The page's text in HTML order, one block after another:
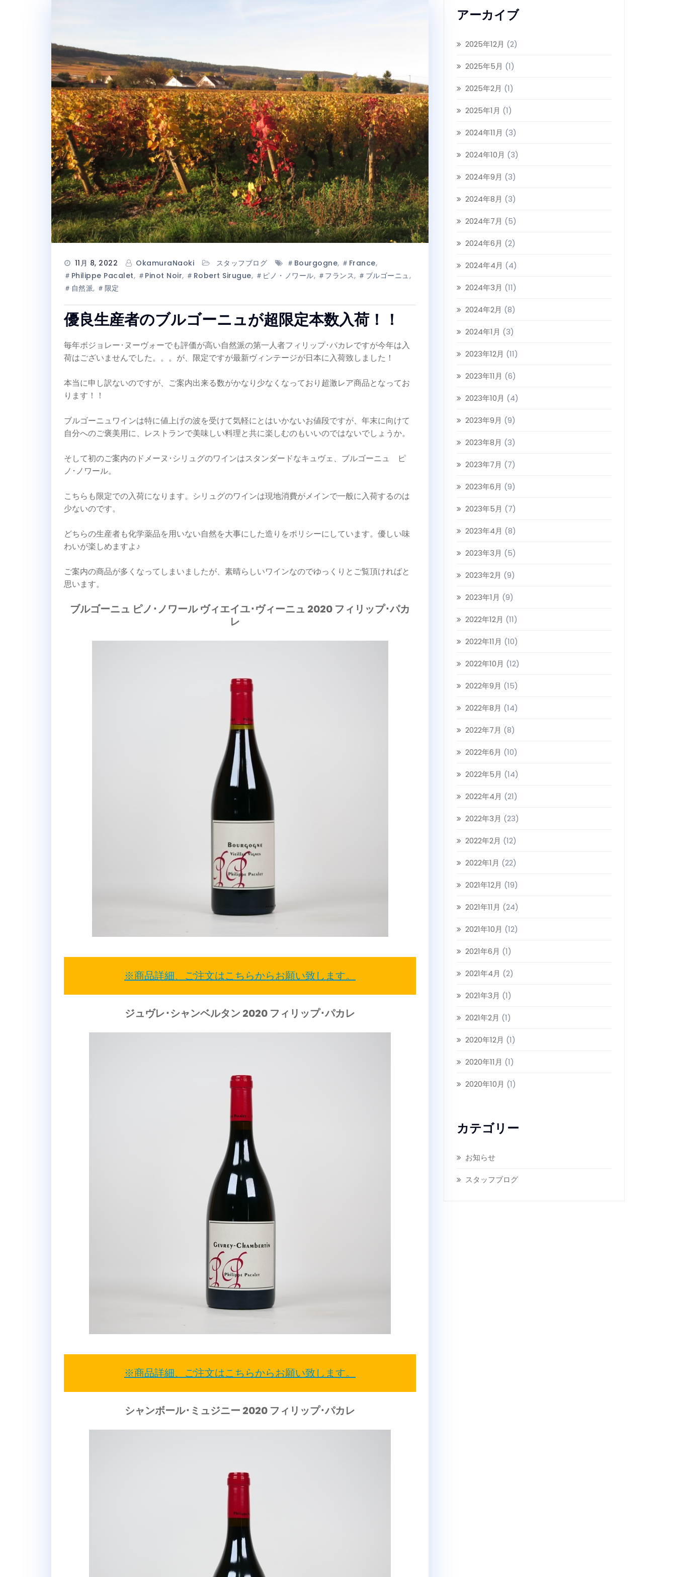
11月 8, 2022 OkamuraNaoki スタッフブログ ＃Bourgogne, ＃France,
＃Philippe Pacalet, ＃Pinot Noir, ＃Robert Sirugue, ＃ピノ・ノワール, ＃フランス, ＃ブルゴーニュ,
＃自然派, ＃限定
優良生産者のブルゴーニュが超限定本数入荷！！
毎年ボジョレー･ヌーヴォーでも評価が高い自然派の第一人者フィリップ･パカレですが今年は入
荷はございませんでした。。。が、限定ですが最新ヴィンテージが日本に入荷致しました！
本当に申し訳ないのですが、ご案内出来る数がかなり少なくなっており超激レア商品となってお
ります！！
ブルゴーニュワインは特に値上げの波を受けて気軽にとはいかないお値段ですが、年末に向けて
自分へのご褒美用に、レストランで美味しい料理と共に楽しむのもいいのではないでしょうか。
そして初のご案内のドメーヌ･シリュグのワインはスタンダードなキュヴェ、ブルゴーニュ ピ
ノ･ノワール。
こちらも限定での入荷になります。シリュグのワインは現地消費がメインで一般に入荷するのは
少ないのです。
どちらの生産者も化学薬品を用いない自然を大事にした造りをポリシーにしています。優しい味
わいが楽しめますよ♪
ご案内の商品が多くなってしまいましたが、素晴らしいワインなのでゆっくりとご覧頂ければと
思います。
ブルゴーニュ ピノ･ノワール ヴィエイユ･ヴィーニュ 2020 フィリップ･パカ
レ
※商品詳細、ご注文はこちらからお願い致します。
ジュヴレ･シャンベルタン 2020 フィリップ･パカレ
※商品詳細、ご注文はこちらからお願い致します。
シャンボール･ミュジニー 2020 フィリップ･パカレ
アーカイブ
2025年12月 (2)
2025年5月 (1)
2025年2月 (1)
2025年1月 (1)
2024年11月 (3)
2024年10月 (3)
2024年9月 (3)
2024年8月 (3)
2024年7月 (5)
2024年6月 (2)
2024年4月 (4)
2024年3月 (11)
2024年2月 (8)
2024年1月 (3)
2023年12月 (11)
2023年11月 (6)
2023年10月 (4)
2023年9月 (9)
2023年8月 (3)
2023年7月 (7)
2023年6月 (9)
2023年5月 (7)
2023年4月 (8)
2023年3月 (5)
2023年2月 (9)
2023年1月 (9)
2022年12月 (11)
2022年11月 (10)
2022年10月 (12)
2022年9月 (15)
2022年8月 (14)
2022年7月 (8)
2022年6月 (10)
2022年5月 (14)
2022年4月 (21)
2022年3月 (23)
2022年2月 (12)
2022年1月 (22)
2021年12月 (19)
2021年11月 (24)
2021年10月 (12)
2021年6月 (1)
2021年4月 (2)
2021年3月 (1)
2021年2月 (1)
2020年12月 (1)
2020年11月 (1)
2020年10月 (1)
カテゴリー
お知らせ
スタッフブログ